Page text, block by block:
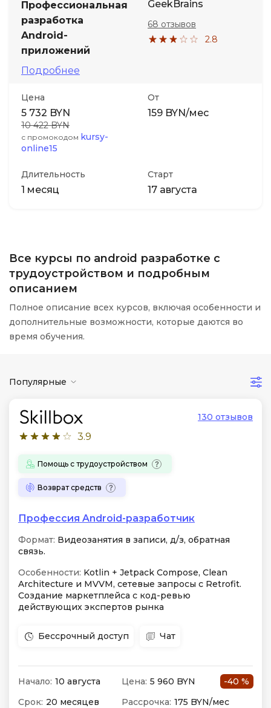
Профессиональная
разработка
Android-
приложений
Подробнее
GeekBrains
2.8
68 отзывов
Цена
5 732 BYN
10 422 BYN
с промокодом kursy-
online15
От
159 BYN/мес
Длительность
1 месяц
Старт
17 августа
Все курсы по android разработке с
трудоустройством и подробным
описанием
Полное описание всех курсов, включая особенности и
дополнительные возможности, которые даются во
время обучения.
Популярные
3.9
130 отзывов
Помощь с трудоустройством
Возврат средств
Профессия Android-разработчик
Формат: Видеозанятия в записи, д/з, обратная
связь.
Особенности: Kotlin + Jetpack Compose, Clean
Architecture и MVVM, сетевые запросы с Retrofit.
Создание маркетплейса с код-ревью
действующих экспертов рынка
Бессрочный доступ Чат
Начало: 10 августа Цена: 5 960 BYN
-40 %
Срок: 20 месяцев Рассрочка: 175 BYN/мес